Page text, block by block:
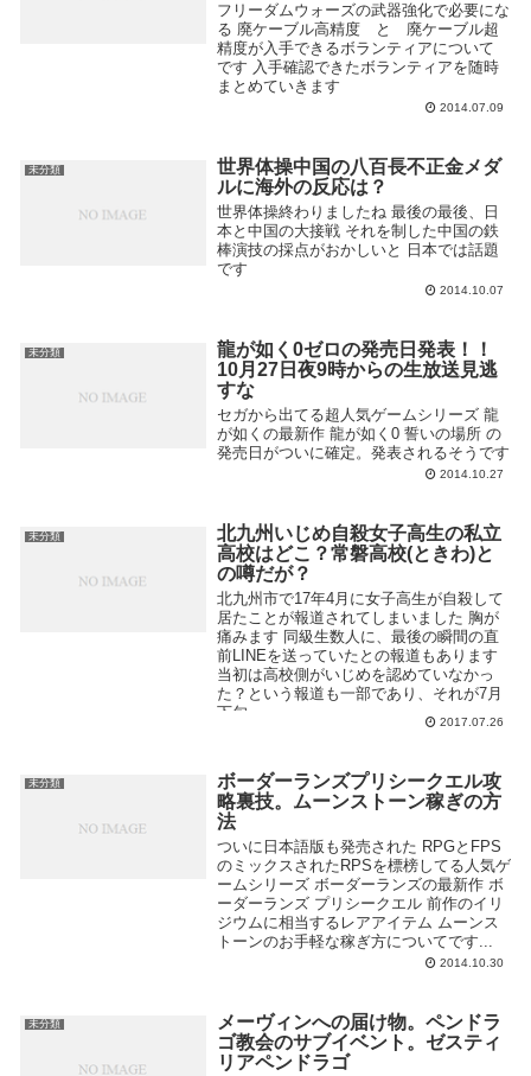
フリーダムウォーズの武器強化で必要にな
る 廃ケーブル高精度 と 廃ケーブル超
精度が入手できるボランティアについて
です 入手確認できたボランティアを随時
まとめていきます
2014.07.09
未分類
世界体操中国の八百長不正金メダ
ルに海外の反応は？
世界体操終わりましたね 最後の最後、日
本と中国の大接戦 それを制した中国の鉄
棒演技の採点がおかしいと 日本では話題
です
2014.10.07
未分類
龍が如く0ゼロの発売日発表！！
10月27日夜9時からの生放送見逃
すな
セガから出てる超人気ゲームシリーズ 龍
が如くの最新作 龍が如く0 誓いの場所 の
発売日がついに確定。発表されるそうです
2014.10.27
未分類
北九州いじめ自殺女子高生の私立
高校はどこ？常磐高校(ときわ)と
の噂だが？
北九州市で17年4月に女子高生が自殺して
居たことが報道されてしまいました 胸が
痛みます 同級生数人に、最後の瞬間の直
前LINEを送っていたとの報道もあります
当初は高校側がいじめを認めていなかっ
た？という報道も一部であり、それが7月
下旬...
2017.07.26
未分類
ボーダーランズプリシークエル攻
略裏技。ムーンストーン稼ぎの方
法
ついに日本語版も発売された RPGとFPS
のミックスされたRPSを標榜してる人気ゲ
ームシリーズ ボーダーランズの最新作 ボ
ーダーランズ プリシークエル 前作のイリ
ジウムに相当するレアアイテム ムーンス
トーンのお手軽な稼ぎ方についてです...
2014.10.30
未分類
メーヴィンへの届け物。ペンドラ
ゴ教会のサブイベント。ゼスティ
リアペンドラゴ